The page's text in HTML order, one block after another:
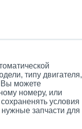
типу двигателя,
Вы можете
номеру, или
условия
запчасти для